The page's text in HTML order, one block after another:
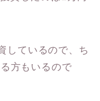
しているので、ち
方もいるので